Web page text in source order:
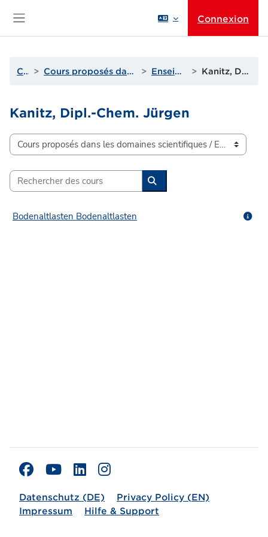
Connexion
Cours Cours proposés dans les domaines scientifiques Enseignants de I à L Kanitz, Dipl.-Chem. Jürgen
Kanitz, Dipl.-Chem. Jürgen
Catégories de cours
Rechercher des cours
Rechercher des cours
Bodenaltlasten Bodenaltlasten
Datenschutz (DE)
Privacy Policy (EN)
Impressum
Hilfe & Support